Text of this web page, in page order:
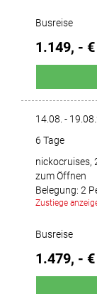
Busreise
1.149, - €
14.08. -
6 Tage
nickocruises,
zum Öffnen
Belegung: 2
Zustiege
Busreise
1.479, - €